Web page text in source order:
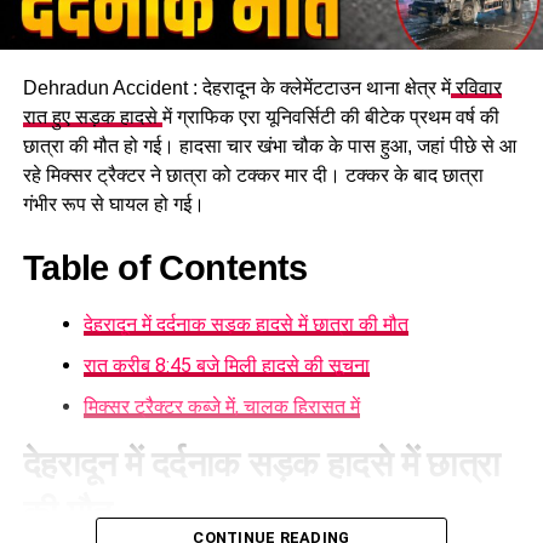
Dehradun Accident : देहरादून के क्लेमेंटटाउन थाना क्षेत्र मेंरविवार
रात हुए सड़क हादसेमें ग्राफिक एरा यूनिवर्सिटी की बीटेक प्रथम वर्ष की
छात्रा की मौत हो गई। हादसा चार खंभा चौक के पास हुआ, जहां पीछे से आ
रहे मिक्सर ट्रैक्टर ने छात्रा को टक्कर मार दी। टक्कर के बाद छात्रा
गंभीर रूप से घायल हो गई।
Table of Contents
देहरादून में दर्दनाक सड़क हादसे में छात्रा की मौत
रात करीब 8:45 बजे मिली हादसे की सूचना
मिक्सर ट्रैक्टर कब्जे में, चालक हिरासत में
देहरादून में दर्दनाक सड़क हादसे में छात्रा
की मौत
CONTINUE READING